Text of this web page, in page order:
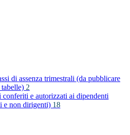
di assenza trimestrali (da pubblicare
2
conferiti e autorizzati ai dipendenti
e non dirigenti) 18